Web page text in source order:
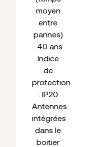
moyen
entre
pannes)
: 40 ans
Indice
de
protection
: IP20
Antennes
intégrées
dans le
boitier